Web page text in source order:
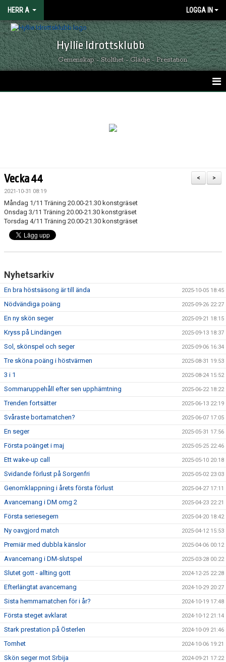
HERR A LOGGA IN
Hyllie Idrottsklubb
Gemenskap - Stolthet - Glädje - Prestation
TRUPPEN
KONTAKT
DIV 6 SYDVÄSTRA
>
<
Vecka 44
2021-10-31 08:19
Måndag 1/11 Träning 20.00-21.30 konstgräset
Onsdag 3/11 Träning 20.00-21.30 konstgräset
Torsdag 4/11 Träning 20.00-21.30 konstgräset
Nyhetsarkiv
En bra höstsäsong är till ända 2025-10-05 18:45
Nödvändiga poäng 2025-09-26 22:27
En ny skön seger 2025-09-21 18:15
Kryss på Lindängen 2025-09-13 18:37
Sol, skönspel och seger 2025-09-06 16:34
Tre sköna poäng i höstvärmen 2025-08-31 19:53
3 i 1 2025-08-24 15:52
Sommaruppehåll efter sen upphämtning 2025-06-22 18:22
Trenden fortsätter 2025-06-13 22:19
Svåraste bortamatchen? 2025-06-07 17:05
En seger 2025-05-31 17:56
Första poänget i maj 2025-05-25 22:46
Ett wake-up call 2025-05-10 20:18
Svidande förlust på Sorgenfri 2025-05-02 23:03
Genomklappning i årets första förlust 2025-04-27 17:11
Avancemang i DM omg 2 2025-04-23 22:21
Första seriesegern 2025-04-20 18:42
Ny oavgjord match 2025-04-12 15:53
Premiär med dubbla känslor 2025-04-06 00:12
Avancemang i DM-slutspel 2025-03-28 00:22
Slutet gott - allting gott 2024-12-25 22:28
Efterlängtat avancemang 2024-10-29 20:27
Sista hemmamatchen för i år? 2024-10-19 17:48
Första steget avklarat 2024-10-12 21:14
Stark prestation på Österlen 2024-10-09 21:46
Tomhet 2024-10-06 19:21
Skön seger mot Srbija 2024-09-21 17:22